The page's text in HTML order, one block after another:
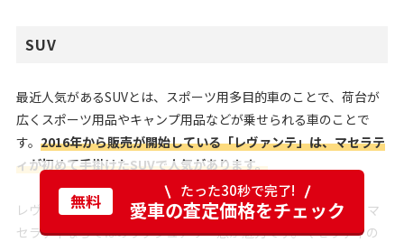
SUV
最近人気があるSUVとは、スポーツ用多目的車のことで、荷台が
広くスポーツ用品やキャンプ用品などが乗せられる車のことで
す。 2016年から販売が開始している「レヴァンテ」は、マセラテ
ィが初めて手掛けたSUVで人気があります。
レヴァンテは、SUVでありながらスタイリッシュなボディや、マ
セラティならではのラグジュアリー感が魅力です。マセラティの
無料 たった30秒で完了!
愛車の査定価格をチェック